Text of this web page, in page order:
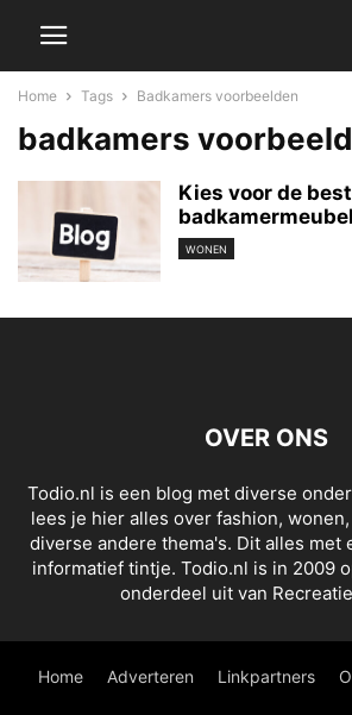
Home Tags Badkamers voorbeelden
badkamers
Kies voor de
WONEN
OVER ONS
Todio.nl is een blog met diverse
lees je hier alles over fashion,
diverse andere thema's. Dit alles met
informatief tintje. Todio.nl is in 2009
onderdeel uit van
Home Adverteren Linkpartners